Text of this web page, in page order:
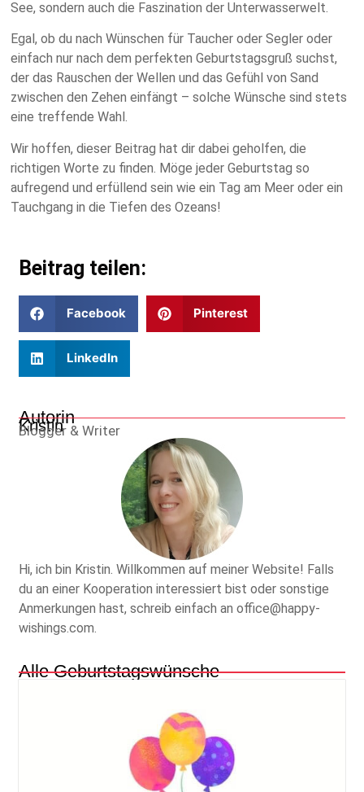
See, sondern auch die Faszination der Unterwasserwelt.
Egal, ob du nach Wünschen für Taucher oder Segler oder
einfach nur nach dem perfekten Geburtstagsgruß suchst,
der das Rauschen der Wellen und das Gefühl von Sand
zwischen den Zehen einfängt – solche Wünsche sind stets
eine treffende Wahl.
Wir hoffen, dieser Beitrag hat dir dabei geholfen, die
richtigen Worte zu finden. Möge jeder Geburtstag so
aufregend und erfüllend sein wie ein Tag am Meer oder ein
Tauchgang in die Tiefen des Ozeans!
Beitrag teilen:
Facebook Pinterest
LinkedIn
Autorin
Kristin
Blogger & Writer
Hi, ich bin Kristin. Willkommen auf meiner Website! Falls
du an einer Kooperation interessiert bist oder sonstige
Anmerkungen hast, schreib einfach an office@happy-
wishings.com.
Alle Geburtstagswünsche